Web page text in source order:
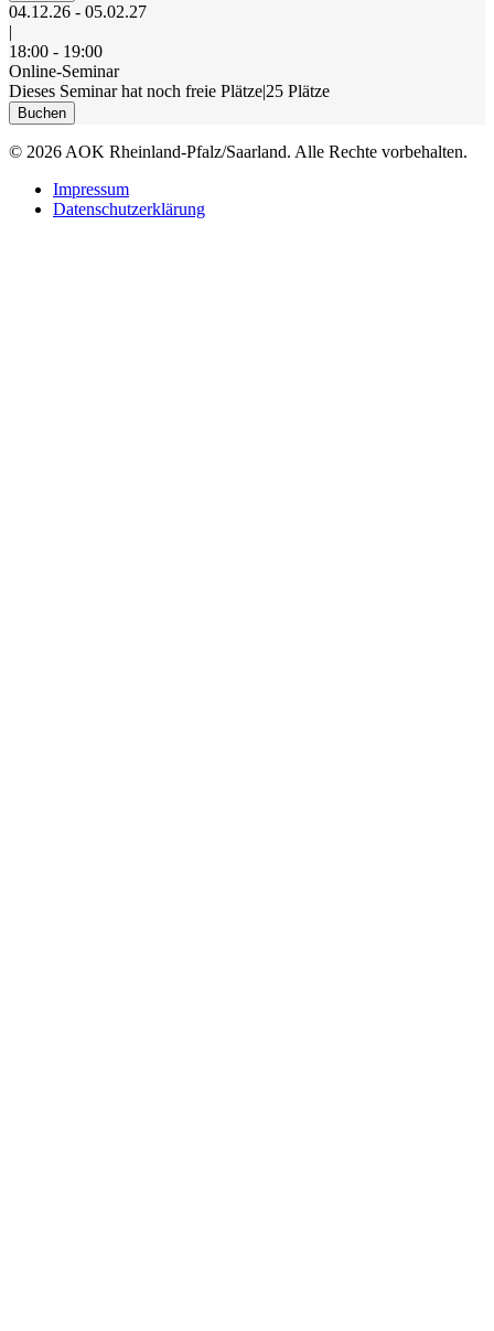
04.12.26 - 05.02.27
|
18:00 - 19:00
Online-Seminar
Dieses Seminar hat noch freie Plätze|25 Plätze
Buchen
© 2026 AOK Rheinland-Pfalz/Saarland. Alle Rechte vorbehalten.
Impressum
Datenschutzerklärung